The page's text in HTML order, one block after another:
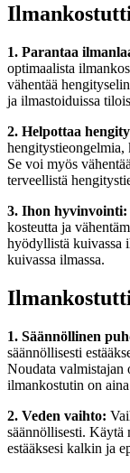
1. Parantaa
optimaalista
vähentää
ja ilmastoiduissa
2. Helpottaa
Se voi myös
terveellistä
3. Ihon hyvinvointi:
kosteutta ja
hyödyllistä kuivassa
kuivassa ilmassa.
1. Säännöllinen
säännöllisesti
Noudata valmistajan
ilmankostutin on
2. Veden vaihto:
säännöllisesti. Käytä
estääksesi kalkin ja